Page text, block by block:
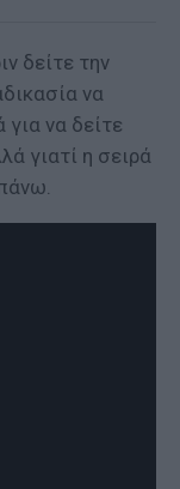
δείτε την
να
να δείτε
γιατί η σειρά